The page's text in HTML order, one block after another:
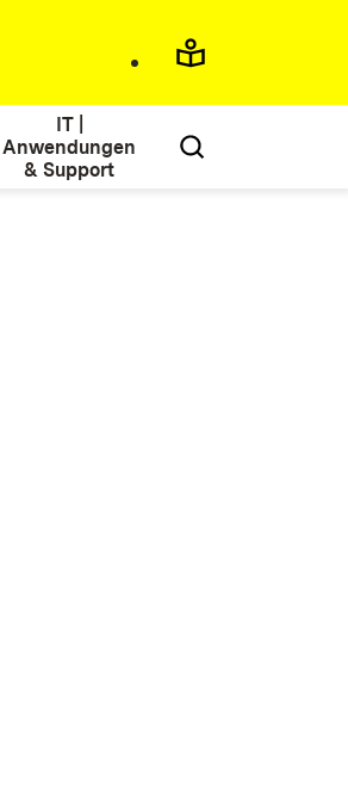
IT |
Anwendungen
& Support